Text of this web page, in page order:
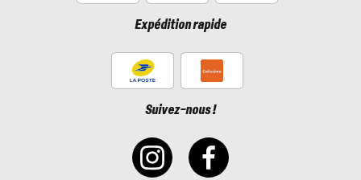
Expédition rapide
Suivez-nous !